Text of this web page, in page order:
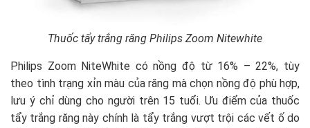
Thuốc tẩy trắng răng Philips Zoom Nitewhite
Philips Zoom NiteWhite có nồng độ từ 16% – 22%, tùy
theo tình trạng xỉn màu của răng mà chọn nồng độ phù hợp,
lưu ý chỉ dùng cho người trên 15 tuổi. Ưu điểm của thuốc
tẩy trắng răng này chính là tẩy trắng vượt trội các vết ố do